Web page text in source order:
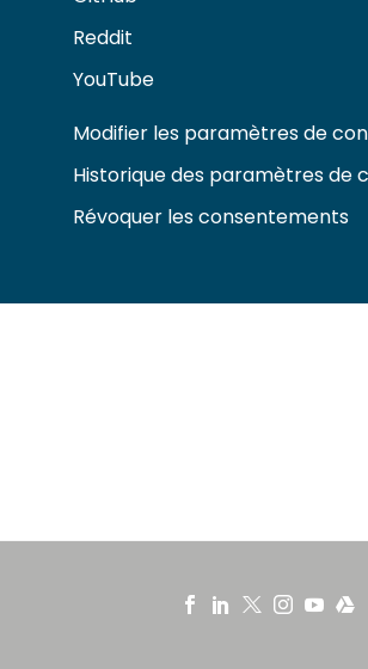
Reddit
YouTube
Modifier les paramètres de
Historique des paramètres de
Révoquer les consentements